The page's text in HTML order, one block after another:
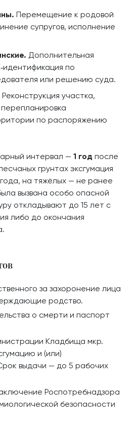
Перемещение к родовой
супругов, исполнение
Дополнительная
по
или решению суда.
Реконструкция участка,
по распоряжению
интервал — 1 год после
грунтах эксгумация
на тяжёлых — не ранее
вызвана особо опасной
откладывают до 15 лет с
либо до окончания
за захоронение лица
родство.
о смерти и паспорт
Кладбища мкр.
и (или)
выдачи — до 5 рабочих
Роспотребнадзора
безопасности